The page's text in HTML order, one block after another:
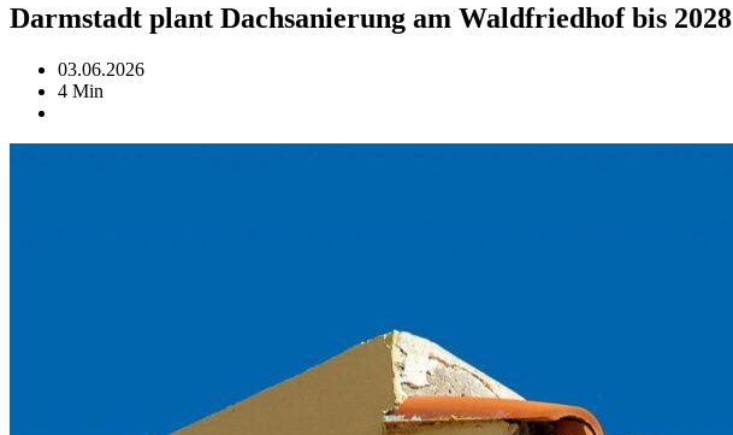
Darmstadt plant Dachsanierung am Waldfriedhof bis 2028
03.06.2026
4 Min